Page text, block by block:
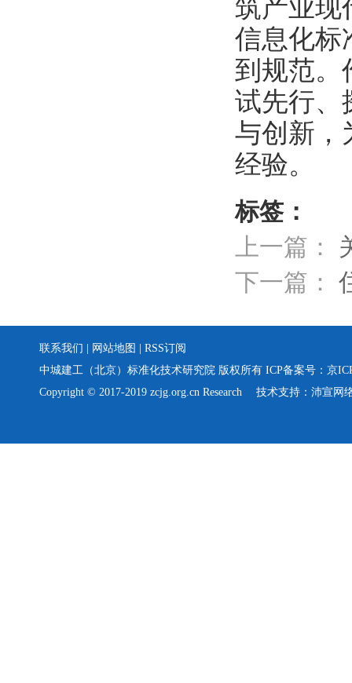
筑产业现
信息化标
到规范。
试先行、
与创新，
经验。
标签：
上一篇：
下一篇：
联系我们
| 网站地图 | RSS订阅
中城建工（北京）标准化技术研究院 版权所有 ICP备案号： 京
Copyright © 2017-2019 zcjg.org.cn Research 技术支持：沛宣网